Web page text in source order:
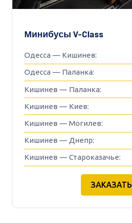
Минибусы V-Class
Одесса — Кишинев:
Одесса — Паланка:
Кишинев — Паланка:
Кишинев — Киев:
Кишинев — Могилев:
Кишинев — Днепр:
Кишинев — Староказачье:
ЗАКАЗАТЬ